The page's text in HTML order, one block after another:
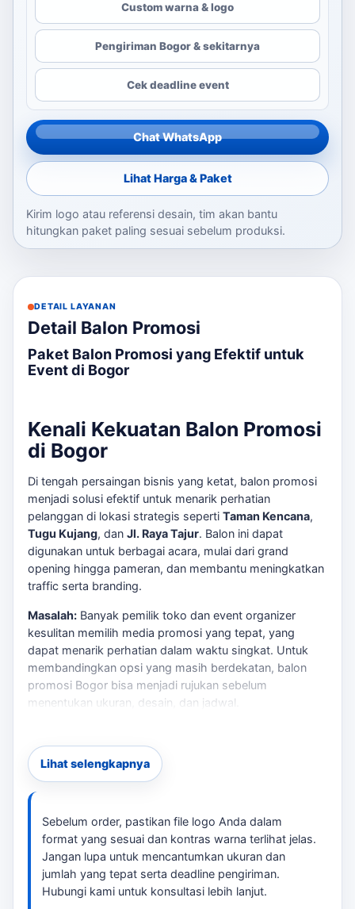
Custom warna & logo
Pengiriman Bogor & sekitarnya
Cek deadline event
Chat WhatsApp
Lihat Harga & Paket
Kirim logo atau referensi desain, tim akan bantu
hitungkan paket paling sesuai sebelum produksi.
DETAIL LAYANAN
Detail Balon Promosi
Paket Balon Promosi yang Efektif untuk
Event di Bogor
Kenali Kekuatan Balon Promosi
di Bogor
Di tengah persaingan bisnis yang ketat, balon promosi
menjadi solusi efektif untuk menarik perhatian
pelanggan di lokasi strategis seperti Taman Kencana,
Tugu Kujang, dan Jl. Raya Tajur. Balon ini dapat
digunakan untuk berbagai acara, mulai dari grand
opening hingga pameran, dan membantu meningkatkan
traffic serta branding.
Masalah: Banyak pemilik toko dan event organizer
kesulitan memilih media promosi yang tepat, yang
dapat menarik perhatian dalam waktu singkat. Untuk
membandingkan opsi yang masih berdekatan, balon
promosi Bogor bisa menjadi rujukan sebelum
menentukan ukuran, desain, dan jadwal.
biaya tinggi tanpa hasil yang diinginkan, seperti
rendahnya visibilitas dan ketidakpuasan pelanggan.
Solusi:
Anda memilih yang paling sesuai dengan kebutuhan
promosi Anda. Untuk konteks tambahan,
balon gate
untuk event Bogor
memberi jalur baca yang masih
relevan tanpa mengalihkan fokus dari kebutuhan utama.
Lihat selengkapnya
Sebelum order, pastikan file logo Anda dalam
format yang sesuai dan kontras warna terlihat jelas.
Jangan lupa untuk mencantumkan ukuran dan
jumlah yang tepat serta deadline pengiriman.
Hubungi kami untuk konsultasi lebih lanjut.